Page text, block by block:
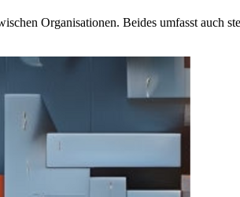
Organisationen. Beides umfasst auch